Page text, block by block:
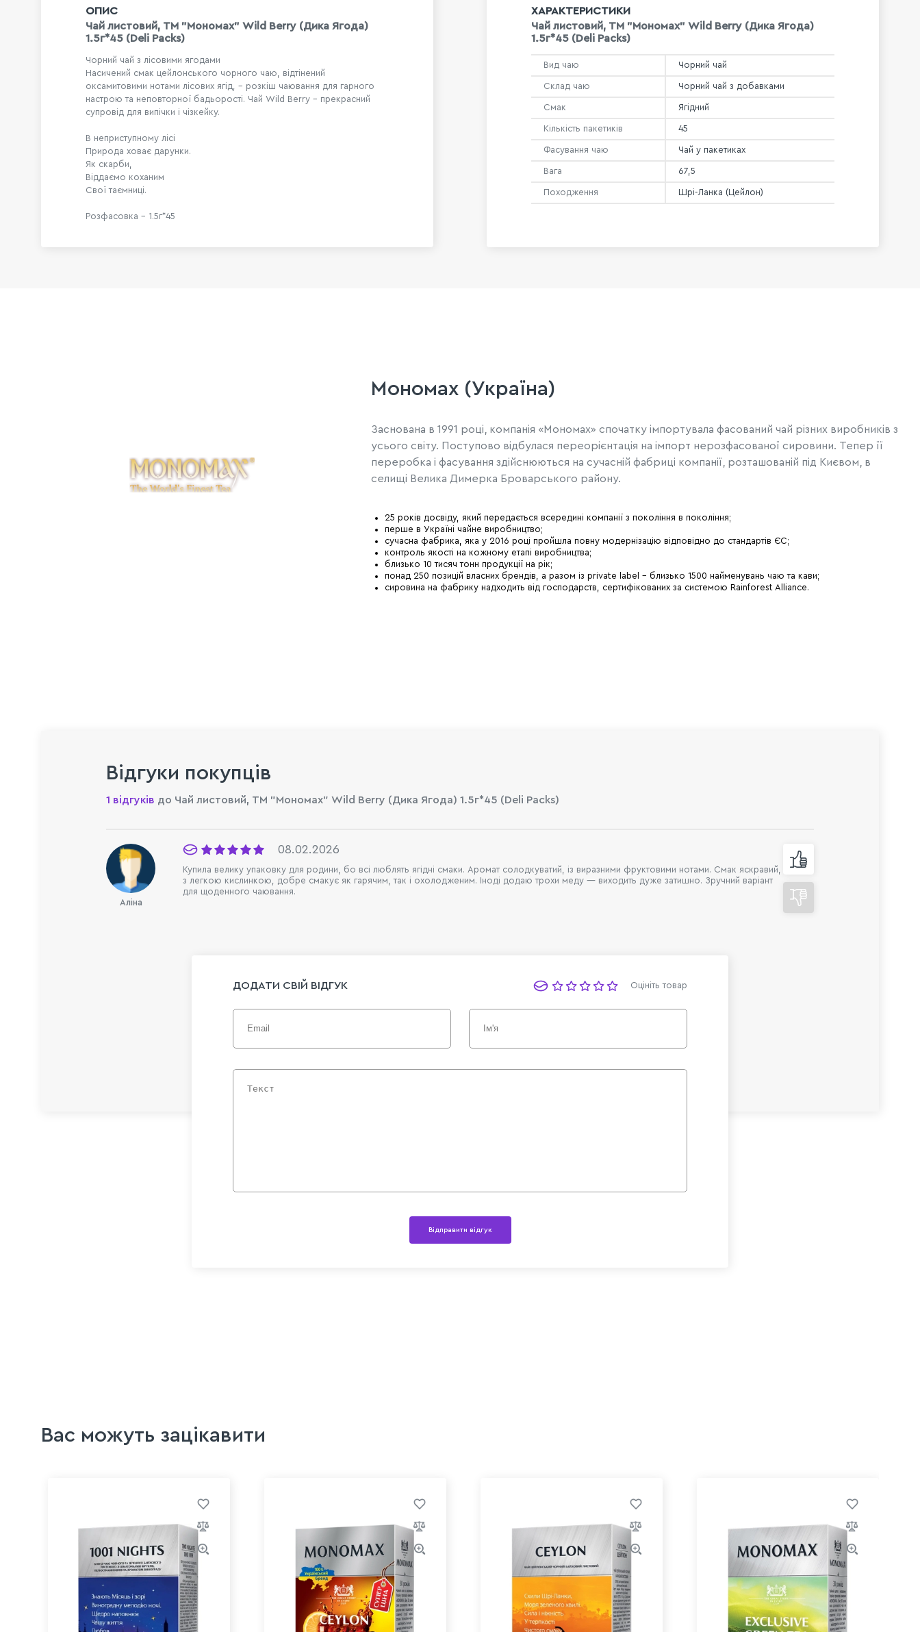
ОПИС
Чай листовий, TM "Мономах" Wild Berry (Дика Ягода)
1.5г*45 (Deli Packs)
Чорний чай з лісовими ягодами
Насичений смак цейлонського чорного чаю, відтінений
оксамитовими нотами лісових ягід, – розкіш чаювання для гарного
настрою та неповторної бадьорості. Чай Wild Berry – прекрасний
супровід для випічки і чізкейку.
В неприступному лісі
Природа ховає дарунки.
Як скарби,
Віддаємо коханим
Свої таємниці.
Розфасовка – 1.5г*45
ХАРАКТЕРИСТИКИ
Чай листовий, TM "Мономах" Wild Berry (Дика Ягода)
1.5г*45 (Deli Packs)
Вид чаю Чорний чай
Склад чаю Чорний чай з добавками
Смак Ягідний
Кількість пакетиків 45
Фасування чаю Чай у пакетиках
Вага 67,5
Походження Шрі-Ланка (Цейлон)
Мономах (Україна)
Заснована в 1991 році, компанія «Мономах» спочатку імпортувала фасований чай різних виробників з
усього світу. Поступово відбулася переорієнтація на імпорт нерозфасованої сировини. Тепер її
переробка і фасування здійснюються на сучасній фабриці компанії, розташованій під Києвом, в
селищі Велика Димерка Броварського району.
25 років досвіду, який передається всередині компанії з покоління в покоління;
перше в Україні чайне виробництво;
сучасна фабрика, яка у 2016 році пройшла повну модернізацію відповідно до стандартів ЄС;
контроль якості на кожному етапі виробництва;
близько 10 тисяч тонн продукції на рік;
понад 250 позицій власних брендів, а разом із private label – близько 1500 найменувань чаю та кави;
сировина на фабрику надходить від господарств, сертифікованих за системою Rainforest Alliance.
Відгуки покупців
1 відгуків до Чай листовий, TM "Мономах" Wild Berry (Дика Ягода) 1.5г*45 (Deli Packs)
Аліна
08.02.2026
Купила велику упаковку для родини, бо всі люблять ягідні смаки. Аромат солодкуватий, із виразними фруктовими нотами. Смак яскравий,
з легкою кислинкою, добре смакує як гарячим, так і охолодженим. Іноді додаю трохи меду — виходить дуже затишно. Зручний варіант
для щоденного чаювання.
ДОДАТИ СВІЙ ВІДГУК Оцініть товар
Відправити відгук
Вас можуть зацікавити